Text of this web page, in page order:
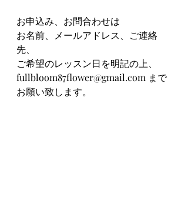
お申込み、お問合わせは
お名前、メールアドレス、ご連絡
先、
ご希望のレッスン日を明記の上、
fullbloom87flower@gmail.com まで
お願い致します。